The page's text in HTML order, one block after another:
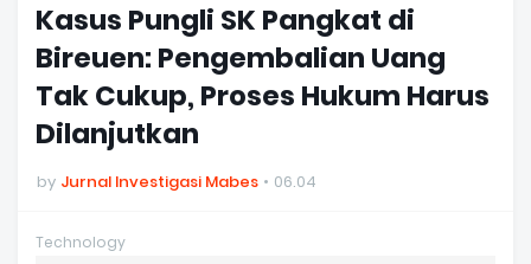
Kasus Pungli SK Pangkat di
Bireuen: Pengembalian Uang
Tak Cukup, Proses Hukum Harus
Dilanjutkan
by Jurnal Investigasi Mabes 06.04
Technology